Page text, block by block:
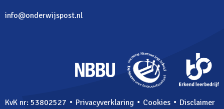
info@onderwijspost.nl
KvK nr: 53802527 ⋅ Privacyverklaring ⋅ Cookies ⋅ Disclaimer